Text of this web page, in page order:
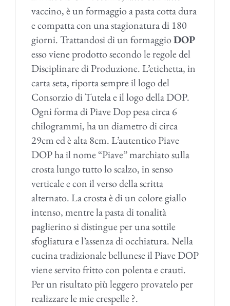
vaccino, è un formaggio a pasta cotta dura
e compatta con una stagionatura di 180
giorni. Trattandosi di un formaggioDOP
esso viene prodotto secondo le regole del
Disciplinare di Produzione. L’etichetta, in
carta seta, riporta sempre il logo del
Consorzio di Tutela e il logo della DOP.
Ogni forma di Piave Dop pesa circa 6
chilogrammi, ha un diametro di circa
29cm ed è alta 8cm. L’autentico Piave
DOP ha il nome “Piave” marchiato sulla
crosta lungo tutto lo scalzo, in senso
verticale e con il verso della scritta
alternato. La crosta è di un colore giallo
intenso, mentre la pasta di tonalità
paglierino si distingue per una sottile
sfogliatura e l’assenza di occhiatura. Nella
cucina tradizionale bellunese il Piave DOP
viene servito fritto con polenta e crauti.
Per un risultato più leggero provatelo per
realizzare le mie crespelle ?.